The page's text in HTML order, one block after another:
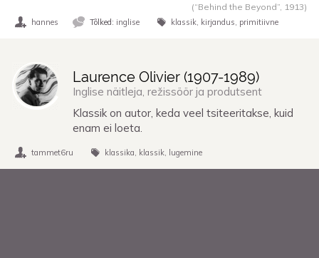
(“Behind the Beyond”, 1913)
hannes Tõlked: inglise klassik kirjandus primitiivne
Laurence Olivier (1907-1989)
Inglise näitleja, režissöör ja produtsent
Klassik on autor, keda veel tsiteeritakse, kuid
enam ei loeta.
tammet6ru klassika klassik lugemine